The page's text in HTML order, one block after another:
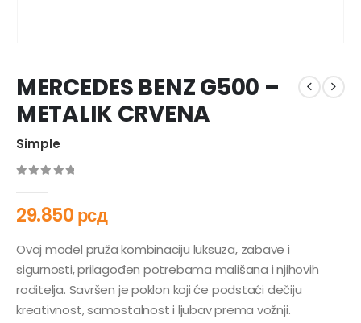
MERCEDES BENZ G500 –
METALIK CRVENA
Simple
29.850рсд
Ovaj model pruža kombinaciju luksuza, zabave i
sigurnosti, prilagođen potrebama mališana i njihovih
roditelja. Savršen je poklon koji će podstaći dečiju
kreativnost, samostalnost i ljubav prema vožnji.